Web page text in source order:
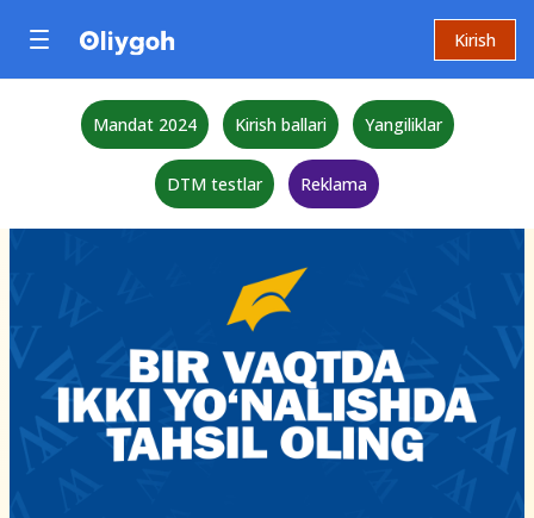
Kirish
Mandat 2024 Kirish ballari Yangiliklar
DTM testlar Reklama